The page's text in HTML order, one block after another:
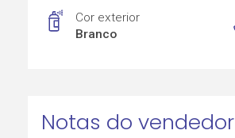
Cor exterior
Branco
Notas do vendedor